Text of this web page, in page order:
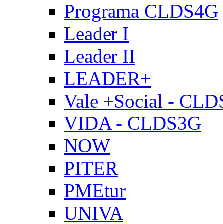
Programa CLDS4G
Leader I
Leader II
LEADER+
Vale +Social -
VIDA - CLDS3G
NOW
PITER
PMEtur
UNIVA